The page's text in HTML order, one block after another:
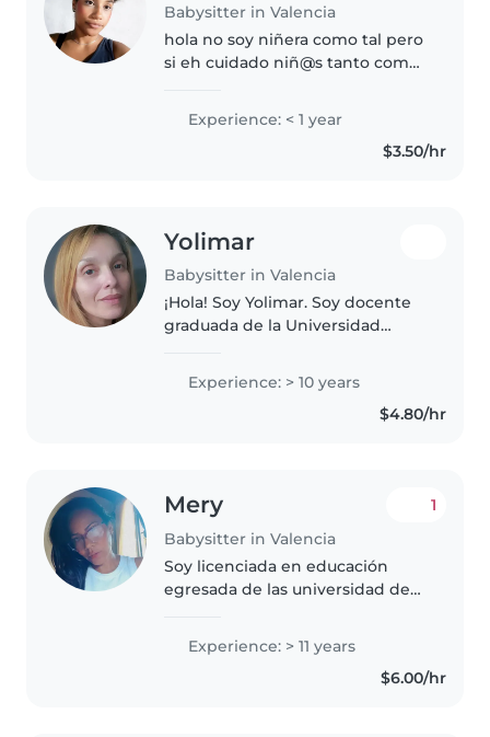
Babysitter in Valencia
hola no soy niñera como tal pero
si eh cuidado niñ@s tanto como
los niñ@s y tengo much
Experience: < 1 year
$3.50/hr
Yolimar
Babysitter in Valencia
¡Hola! Soy Yolimar. Soy docente
graduada de la Universidad
profesional versátil, responsable
y de confianza. Me caracterizo
por mi paciencia, empatía y..
Experience: > 10 years
$4.80/hr
Mery
Babysitter in Valencia
1
Soy licenciada en educación
egresada de las universidad de
2; el mayor de 18 y una nena de 8
los cuales quedan bajo el
cuidado de mi madre. Tengo
Experience: > 11 years
$6.00/hr